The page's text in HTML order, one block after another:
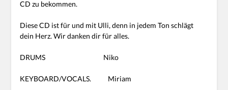
CD zu bekommen.
Diese CD ist für und mit Ulli, denn in jedem Ton schlägt
dein Herz. Wir danken dir für alles.
DRUMS Niko
KEYBOARD/VOCALS. Miriam